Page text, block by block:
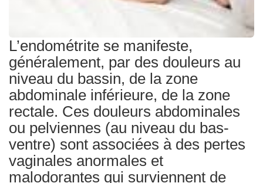
L’endométrite se manifeste,
généralement, par des douleurs au
niveau du bassin, de la zone
abdominale inférieure, de la zone
rectale. Ces douleurs abdominales
ou pelviennes (au niveau du bas-
ventre) sont associées à des pertes
vaginales anormales et
malodorantes qui surviennent de